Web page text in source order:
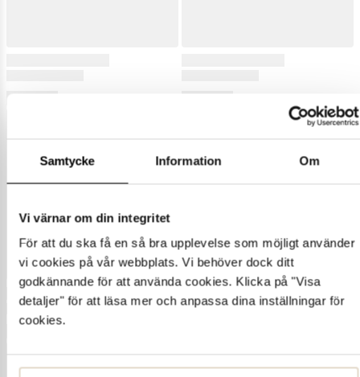
Samtycke Information Om
Vi värnar om din integritet
För att du ska få en så bra upplevelse som möjligt använder
vi cookies på vår webbplats. Vi behöver dock ditt
godkännande för att använda cookies. Klicka på "Visa
detaljer" för att läsa mer och anpassa dina inställningar för
cookies.